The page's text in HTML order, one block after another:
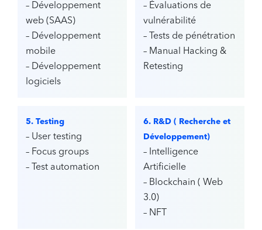
– Développement
web (SAAS)
– Développement
mobile
– Développement
logiciels
– Évaluations de
vulnérabilité
– Tests de pénétration
– Manual Hacking &
Retesting
5. Testing
– User testing
– Focus groups
– Test automation
6. R&D ( Recherche et
Développement)
– Intelligence
Artificielle
– Blockchain ( Web
3.0)
– NFT